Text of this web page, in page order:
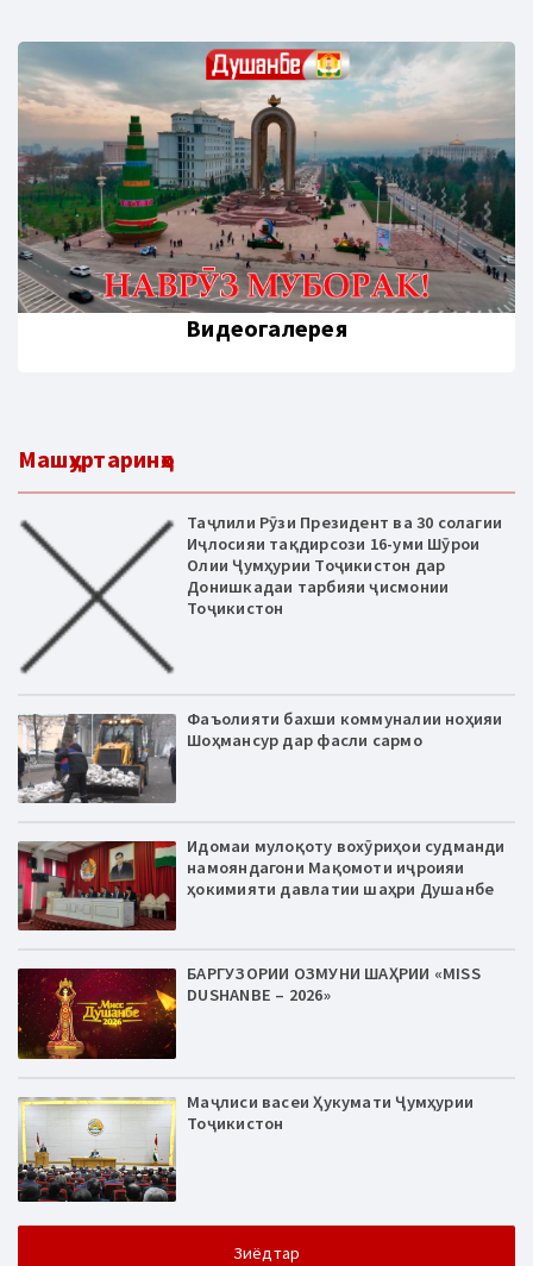
Видеогалерея
Машҳуртаринҳо
Таҷлили Рӯзи Президент ва 30 солагии
Иҷлосияи тақдирсози 16-уми Шӯрои
Олии Ҷумҳурии Тоҷикистон дар
Донишкадаи тарбияи ҷисмонии
Тоҷикистон
Фаъолияти бахши коммуналии ноҳияи
Шоҳмансур дар фасли сармо
Идомаи мулоқоту вохӯриҳои судманди
намояндагони Мақомоти иҷроияи
ҳокимияти давлатии шаҳри Душанбе
БАРГУЗОРИИ ОЗМУНИ ШАҲРИИ «MISS
DUSHANBE – 2026»
Маҷлиси васеи Ҳукумати Ҷумҳурии
Тоҷикистон
Зиёдтар